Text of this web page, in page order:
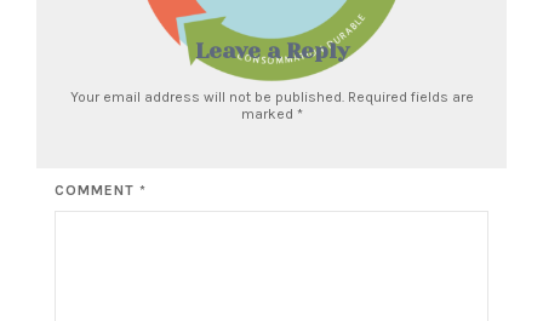
Leave a Reply
Your email address will not be published. Required fields are
marked *
COMMENT *